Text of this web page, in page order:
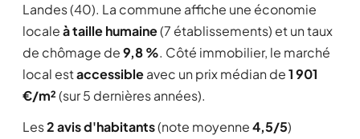
Landes (40). La commune affiche une économie
localeà taille humaine(7 établissements) et un taux
de chômage de9,8 %. Côté immobilier, le marché
local estaccessibleavec un prix médian de1 901
€/m²(sur 5 dernières années).
Les2 avis d'habitants(note moyenne4,5/5)